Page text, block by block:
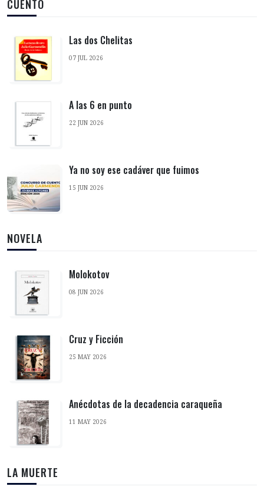
CUENTO
Las dos Chelitas
07 JUL 2026
A las 6 en punto
22 JUN 2026
Ya no soy ese cadáver que fuimos
15 JUN 2026
NOVELA
Molokotov
08 JUN 2026
Cruz y Ficción
25 MAY 2026
Anécdotas de la decadencia caraqueña
11 MAY 2026
LA MUERTE